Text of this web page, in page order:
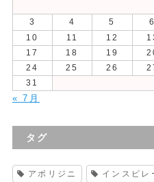
3
4 5 6
10
11 12
17
18 19
24
25 26
31
« 7月
タグ
アボリジニ インスピレ